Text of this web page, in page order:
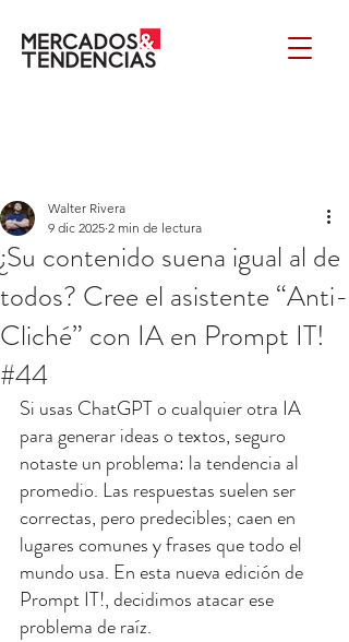
¿Su contenido suena igual al de
todos? Cree el asistente “Anti-
Cliché” con IA en Prompt IT!
#44
Walter Rivera
9 dic 2025 2 min de lectura
Si usas ChatGPT o cualquier otra IA
para generar ideas o textos, seguro
notaste un problema: la tendencia al
promedio. Las respuestas suelen ser
correctas, pero predecibles; caen en
lugares comunes y frases que todo el
mundo usa. En esta nueva edición de
Prompt IT!, decidimos atacar ese
problema de raíz.